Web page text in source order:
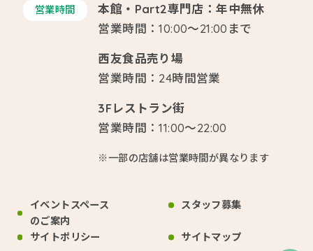
営業時間
本館・Part2専門店：年中無休
営業時間：10:00～21:00まで
西友食品売り場
営業時間：24時間営業
3Fレストラン街
営業時間：11:00～22:00
※一部の店舗は営業時間が異なります
イベントスペース
のご案内
スタッフ募集
サイトポリシー サイトマップ